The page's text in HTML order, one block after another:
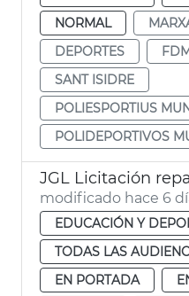
NORMAL
DEPORTES
SANT ISIDRE
POLIESPORTIUS
POLIDEPORTIVOS
modificado hace 6
EDUCACIÓN Y
TODAS LAS
EN PORTADA